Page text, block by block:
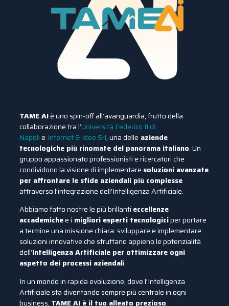
TAME AIè uno spin-off all’avanguardia, frutto della
collaborazione tra l’Università Federico II di
Napolie Internet & Idee Srl, una delle aziende
tecnologiche più rinomate del panorama italiano. Un
gruppo appassionato professionisti e ricercatori che
condividono la visione di implementare soluzioni avanzate
per affrontare le sfide aziendali più complesse
attraverso l’integrazione dell’Intelligenza Artificiale.
Abbiamo fatto nostre le più brillanti eccellenze
accademichee i migliori esperti tecnologiciper portare
a termine una missione chiara: sviluppare e implementare
soluzioni innovative che sfruttano appieno le potenzialità
dell’Intelligenza Artificiale per ottimizzare ogni
aspetto dei processi aziendali.
In un mondo in rapida evoluzione, dove l’Intelligenza
Artificiale sta diventando sempre più centrale in ogni
business, TAME AI è il tuo alleato prezioso.